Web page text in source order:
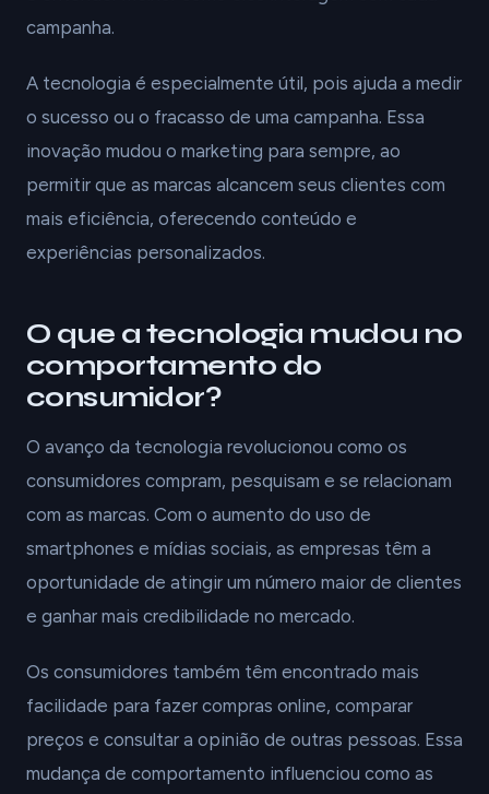
campanha.
A tecnologia é especialmente útil, pois ajuda a medir
o sucesso ou o fracasso de uma campanha. Essa
inovação mudou o marketing para sempre, ao
permitir que as marcas alcancem seus clientes com
mais eficiência, oferecendo conteúdo e
experiências personalizados.
O que a tecnologia mudou no
comportamento do
consumidor?
O avanço da tecnologia revolucionou como os
consumidores compram, pesquisam e se relacionam
com as marcas. Com o aumento do uso de
smartphones e mídias sociais, as empresas têm a
oportunidade de atingir um número maior de clientes
e ganhar mais credibilidade no mercado.
Os consumidores também têm encontrado mais
facilidade para fazer compras online, comparar
preços e consultar a opinião de outras pessoas. Essa
mudança de comportamento influenciou como as